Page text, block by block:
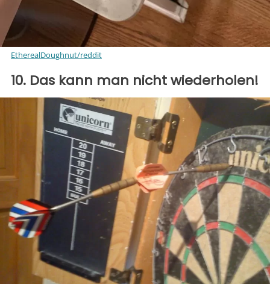
EtherealDoughnut/reddit
10. Das kann man nicht wiederholen!